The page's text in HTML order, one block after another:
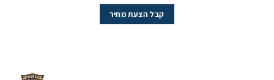
קבל הצעת מחיר